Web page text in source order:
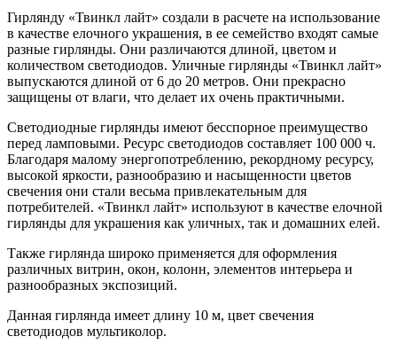
Гирлянду «Твинкл лайт» создали в расчете на использование
в качестве елочного украшения, в ее семейство входят самые
разные гирлянды. Они различаются длиной, цветом и
количеством светодиодов. Уличные гирлянды «Твинкл лайт»
выпускаются длиной от 6 до 20 метров. Они прекрасно
защищены от влаги, что делает их очень практичными.
Светодиодные гирлянды имеют бесспорное преимущество
перед ламповыми. Ресурс светодиодов составляет 100 000 ч.
Благодаря малому энергопотреблению, рекордному ресурсу,
высокой яркости, разнообразию и насыщенности цветов
свечения они стали весьма привлекательным для
потребителей. «Твинкл лайт» используют в качестве елочной
гирлянды для украшения как уличных, так и домашних елей.
Также гирлянда широко применяется для оформления
различных витрин, окон, колонн, элементов интерьера и
разнообразных экспозиций.
Данная гирлянда имеет длину 10 м, цвет свечения
светодиодов мультиколор.